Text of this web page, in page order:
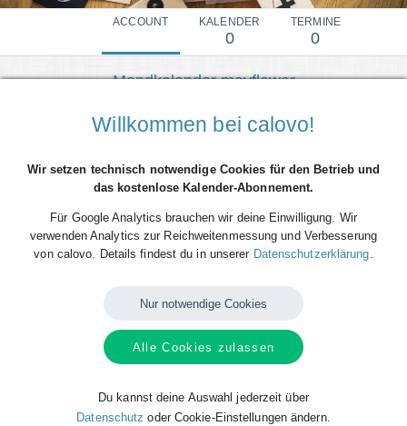
ACCOUNT KALENDER
0
TERMINE
0
Mondkalender mayflower
Mehr Details einblenden
Willkommen bei calovo!
Wir setzen technisch notwendige Cookies für den Betrieb und
das kostenlose Kalender-Abonnement.
Für Google Analytics brauchen wir deine Einwilligung. Wir
verwenden Analytics zur Reichweitenmessung und Verbesserung
von calovo. Details findest du in unserer Datenschutzerklärung
Nur notwendige Cookies
Alle Cookies zulassen
Du kannst deine Auswahl jederzeit über
Datenschutz oder Cookie-Einstellungen ändern.